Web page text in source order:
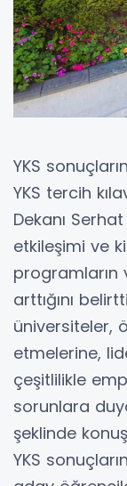
YKS
YKS tercih
Dekanı
etkileşimi ve
programların
arttığını
üniversiteler,
etmelerine,
çeşitlilikle
sorunlara
şeklinde
YKS